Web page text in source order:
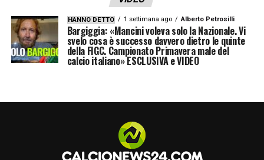
HANNO DETTO 1 settimana ago Alberto Petrosilli
Bargiggia: «Mancini voleva solo la Nazionale. Vi
svelo cosa è successo davvero dietro le quinte
della FIGC. Campionato Primavera male del
calcio italiano» ESCLUSIVA e VIDEO